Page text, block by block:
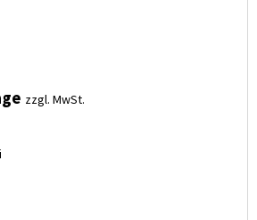
zzgl. MwSt.